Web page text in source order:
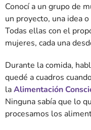
Conocí a un grupo de
un proyecto, una idea
Todas ellas con el
mujeres, cada una
Durante la comida,
quedé a cuadros
laAlimentación
Ninguna sabía que lo
procesamos los